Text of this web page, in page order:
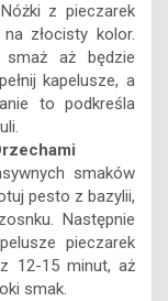
z pieczarek
złocisty kolor.
aż będzie
kapelusze, a
to podkreśla
smaków
pesto z bazylii,
Następnie
pieczarek
12-15 minut, aż
smak.